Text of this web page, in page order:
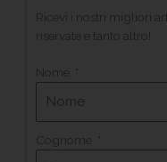
Ricevi i nostri migliori
riservate e tanto altro!
Nome
Cognome